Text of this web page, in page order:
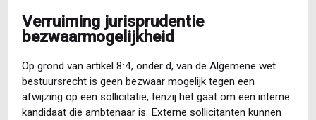
Verruiming jurisprudentie
bezwaarmogelijkheid
Op grond van artikel 8:4, onder d, van de Algemene wet
bestuursrecht is geen bezwaar mogelijk tegen een
afwijzing op een sollicitatie, tenzij het gaat om een interne
kandidaat die ambtenaar is. Externe sollicitanten kunnen